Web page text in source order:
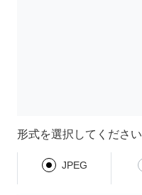
形式を選択してください
JPEG